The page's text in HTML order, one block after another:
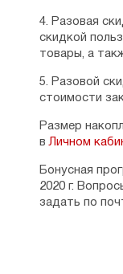
4. Разовая
скидкой
товары, а
5. Разовой
стоимости
Размер
вЛичном
Бонусная
2020 г.
задать по